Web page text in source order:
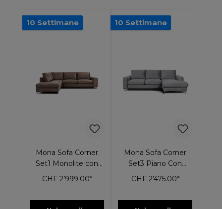
10 Settimane
Mona Sofa Corner
Set1 Monolite con
funzione di riposo
CHF 2’999.00*
10 Settimane
Mona Sofa Corner
Set3 Piano Con
funzione sleep
CHF 2’475.00*